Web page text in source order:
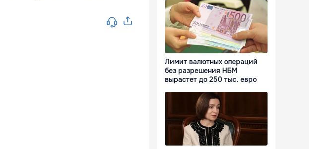
Лимит валютных операций
без разрешения НБМ
вырастет до 250 тыс. евро